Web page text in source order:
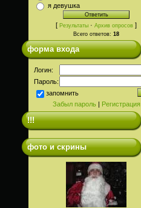
я девушка
[ Результаты · Архив опросов ]
Всего ответов: 18
форма входа
Логин:
Пароль:
запомнить
Забыл пароль| Регистрация
!!!
фото и скрины